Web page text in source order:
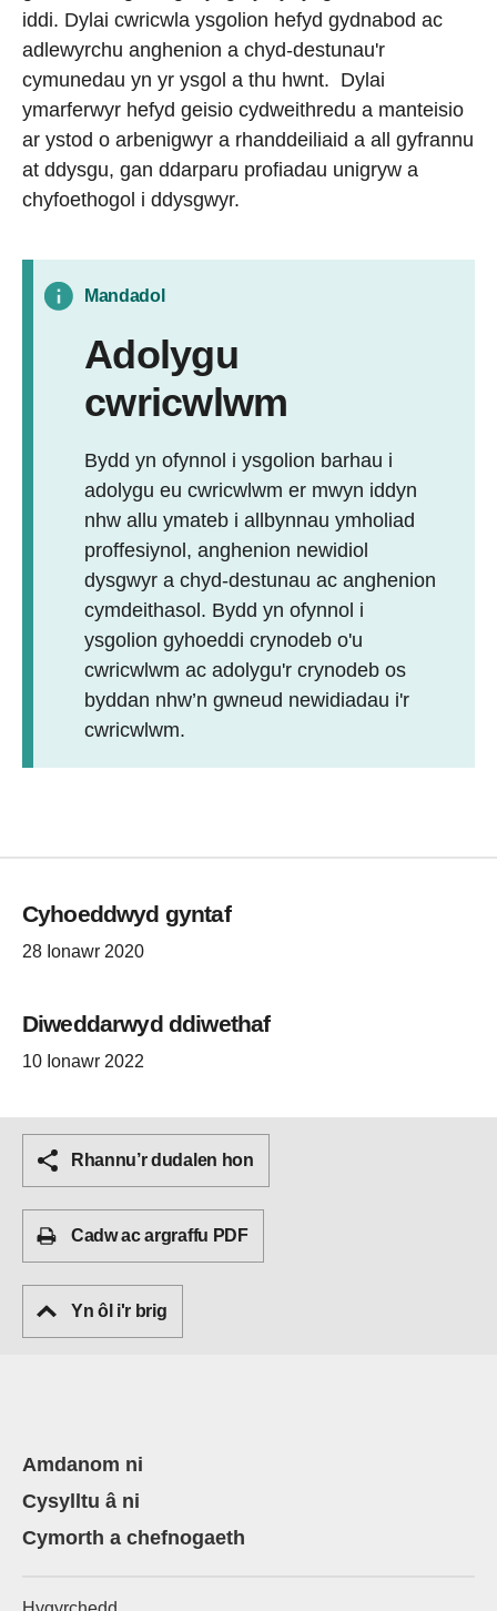
iddi. Dylai cwricwla ysgolion hefyd gydnabod ac
adlewyrchu anghenion a chyd-destunau'r
cymunedau yn yr ysgol a thu hwnt. Dylai
ymarferwyr hefyd geisio cydweithredu a manteisio
ar ystod o arbenigwyr a rhanddeiliaid a all gyfrannu
at ddysgu, gan ddarparu profiadau unigryw a
chyfoethogol i ddysgwyr.
Mandadol
Adolygu
cwricwlwm
Bydd yn ofynnol i ysgolion barhau i
adolygu eu cwricwlwm er mwyn iddyn
nhw allu ymateb i allbynnau ymholiad
proffesiynol, anghenion newidiol
dysgwyr a chyd-destunau ac anghenion
cymdeithasol. Bydd yn ofynnol i
ysgolion gyhoeddi crynodeb o'u
cwricwlwm ac adolygu'r crynodeb os
byddan nhw’n gwneud newidiadau i'r
cwricwlwm.
Cyhoeddwyd gyntaf
28 Ionawr 2020
Diweddarwyd ddiwethaf
10 Ionawr 2022
Rhannu’r dudalen hon
Cadw ac argraffu PDF
Yn ôl i'r brig
Amdanom ni
Cysylltu â ni
Cymorth a chefnogaeth